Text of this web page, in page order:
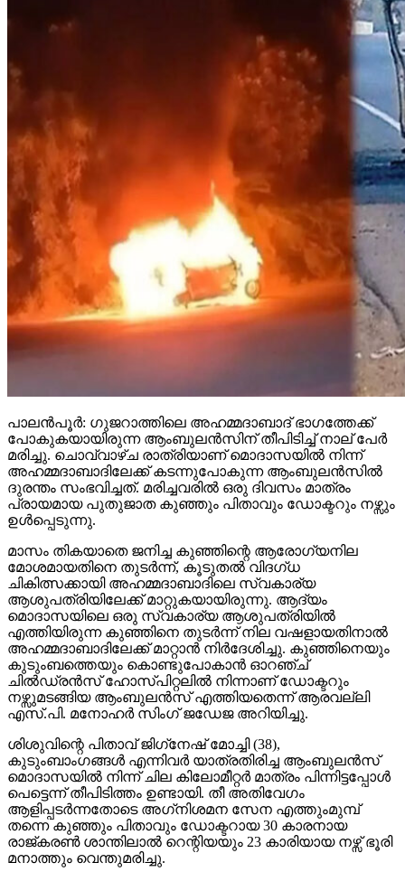
പാലന്‍പൂര്‍: ഗുജറാത്തിലെ അഹമ്മദാബാദ് ഭാഗത്തേക്ക്
പോകുകയായിരുന്ന ആംബുലന്‍സിന് തീപിടിച്ച് നാല് പേര്‍
മരിച്ചു. ചൊവ്വാഴ്ച രാത്രിയാണ് മൊദാസയില്‍ നിന്ന്
അഹമ്മദാബാദിലേക്ക് കടന്നുപോകുന്ന ആംബുലന്‍സില്‍
ദുരന്തം സംഭവിച്ചത്. മരിച്ചവരില്‍ ഒരു ദിവസം മാത്രം
പ്രായമായ പുതുജാത കുഞ്ഞും പിതാവും ഡോക്ടറും നഴ്സും
ഉള്‍പ്പെടുന്നു.
മാസം തികയാതെ ജനിച്ച കുഞ്ഞിന്റെ ആരോഗ്യനില
മോശമായതിനെ തുടര്‍ന്ന്, കൂടുതല്‍ വിദഗ്ധ
ചികിത്സക്കായി അഹമ്മദാബാദിലെ സ്വകാര്യ
ആശുപത്രിയിലേക്ക് മാറ്റുകയായിരുന്നു. ആദ്യം
മൊദാസയിലെ ഒരു സ്വകാര്യ ആശുപത്രിയില്‍
എത്തിയിരുന്ന കുഞ്ഞിനെ തുടര്‍ന്ന് നില വഷളായതിനാല്‍
അഹമ്മദാബാദിലേക്ക് മാറ്റാന്‍ നിര്‍ദേശിച്ചു. കുഞ്ഞിനെയും
കുടുംബത്തെയും കൊണ്ടുപോകാന്‍ ഓറഞ്ച്
ചില്‍ഡ്രന്‍സ് ഹോസ്പിറ്റലില്‍ നിന്നാണ് ഡോക്ടറും
നഴ്സുമടങ്ങിയ ആംബുലന്‍സ് എത്തിയതെന്ന് ആരവല്ലി
എസ്.പി. മനോഹര്‍ സിംഗ് ജഡേജ അറിയിച്ചു.
ശിശുവിന്റെ പിതാവ് ജിഗ്‌നേഷ് മോച്ചി (38),
കുടുംബാംഗങ്ങള്‍ എന്നിവര്‍ യാത്രതിരിച്ച ആംബുലന്‍സ്
മൊദാസയില്‍ നിന്ന് ചില കിലോമീറ്റര്‍ മാത്രം പിന്നിട്ടപ്പോള്‍
പെട്ടെന്ന് തീപിടിത്തം ഉണ്ടായി. തീ അതിവേഗം
ആളിപ്പടര്‍ന്നതോടെ അഗ്‌നിശമന സേന എത്തുംമുമ്പ്
തന്നെ കുഞ്ഞും പിതാവും ഡോക്ടറായ 30 കാരനായ
രാജ്കരണ്‍ ശാന്തിലാല്‍ റെന്റിയയും 23 കാരിയായ നഴ്സ് ഭൂരി
മനാത്തും വെന്തുമരിച്ചു.